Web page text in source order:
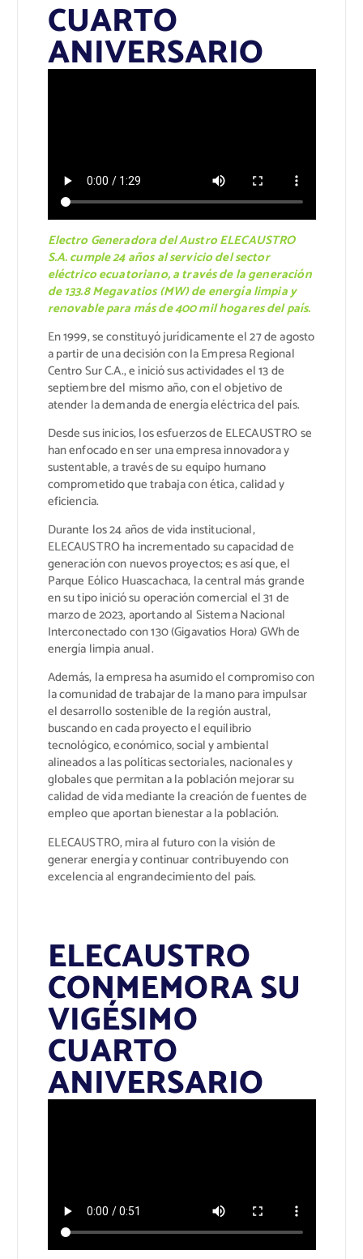
CUARTO
ANIVERSARIO
Electro Generadora del Austro ELECAUSTRO
S.A. cumple 24 años al servicio del sector
eléctrico ecuatoriano, a través de la generación
de 133.8 Megavatios (MW) de energía limpia y
renovable para más de 400 mil hogares del país.
En 1999, se constituyó jurídicamente el 27 de agosto
a partir de una decisión con la Empresa Regional
Centro Sur C.A., e inició sus actividades el 13 de
septiembre del mismo año, con el objetivo de
atender la demanda de energía eléctrica del país.
Desde sus inicios, los esfuerzos de ELECAUSTRO se
han enfocado en ser una empresa innovadora y
sustentable, a través de su equipo humano
comprometido que trabaja con ética, calidad y
eficiencia.
Durante los 24 años de vida institucional,
ELECAUSTRO ha incrementado su capacidad de
generación con nuevos proyectos; es así que, el
Parque Eólico Huascachaca, la central más grande
en su tipo inició su operación comercial el 31 de
marzo de 2023, aportando al Sistema Nacional
Interconectado con 130 (Gigavatios Hora) GWh de
energía limpia anual.
Además, la empresa ha asumido el compromiso con
la comunidad de trabajar de la mano para impulsar
el desarrollo sostenible de la región austral,
buscando en cada proyecto el equilibrio
tecnológico, económico, social y ambiental
alineados a las políticas sectoriales, nacionales y
globales que permitan a la población mejorar su
calidad de vida mediante la creación de fuentes de
empleo que aportan bienestar a la población.
ELECAUSTRO, mira al futuro con la visión de
generar energía y continuar contribuyendo con
excelencia al engrandecimiento del país.
ELECAUSTRO
CONMEMORA SU
VIGÉSIMO
CUARTO
ANIVERSARIO